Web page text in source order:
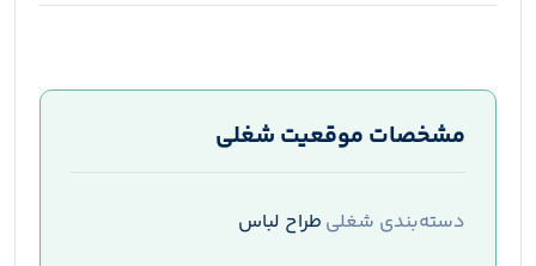
مشخصات موقعیت شغلی
دسته‌بندی شغلی طراح لباس